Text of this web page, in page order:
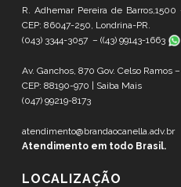
R. Adhemar Pereira de
CEP: 86047-250, Londrina-PR.
(043) 3344-3057 – ((43) 99143-1663
Av. Ganchos, 870 Gov. Celso Ramos
CEP: 88190-970 | Saiba Mais
(047) 99219-8173
atendimento@brandaocanella.adv.br
Atendimento em todo Brasil.
LOCALIZAÇÃO